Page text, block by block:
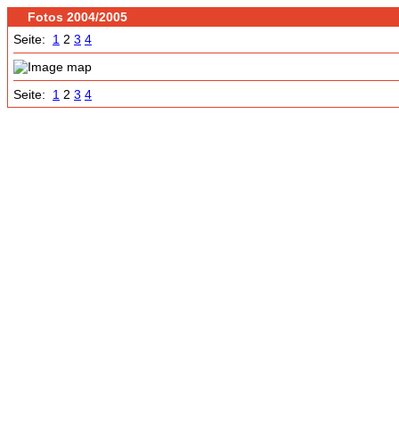
Fotos 2004/2005
Seite: 1 2 3 4
Seite: 1 2 3 4